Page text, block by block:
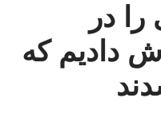
را در
دادیم که